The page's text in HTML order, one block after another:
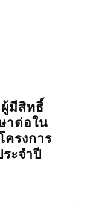
มีสิทธิ์
าต่อใน
รงการ
ะจำปี